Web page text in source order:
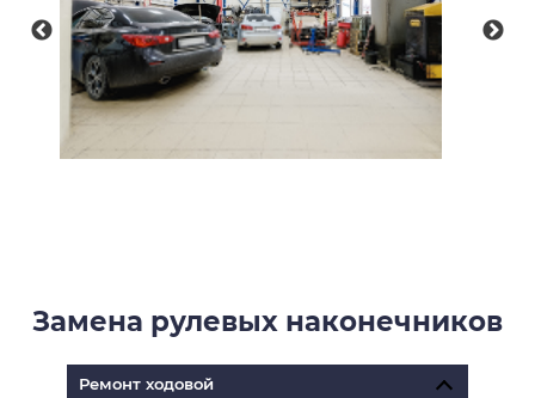
Замена рулевых наконечников
Ремонт ходовой